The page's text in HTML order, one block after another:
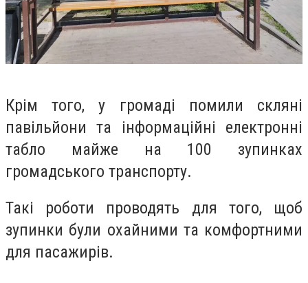
Крім того, у громаді помили скляні
павільйони та інформаційні електронні
табло майже на 100 зупинках
громадського транспорту.
Такі роботи проводять для того, щоб
зупинки були охайними та комфортними
для пасажирів.